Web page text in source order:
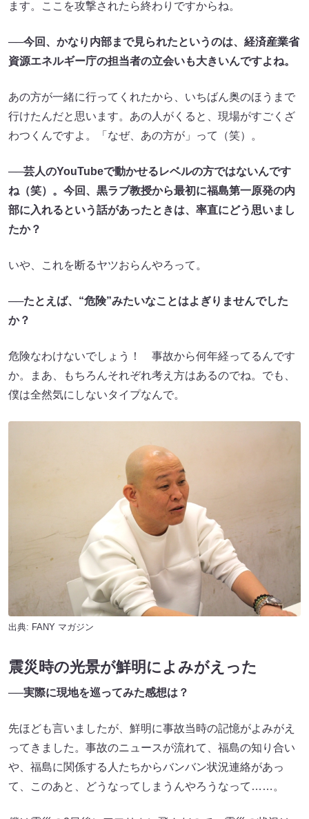
ます。ここを攻撃されたら終わりですからね。
──今回、かなり内部まで見られたというのは、経済産業省
資源エネルギー庁の担当者の立会いも大きいんですよね。
あの方が一緒に行ってくれたから、いちばん奥のほうまで
行けたんだと思います。あの人がくると、現場がすごくざ
わつくんですよ。「なぜ、あの方が」って（笑）。
──芸人のYouTubeで動かせるレベルの方ではないんです
ね（笑）。今回、黒ラブ教授から最初に福島第一原発の内
部に入れるという話があったときは、率直にどう思いまし
たか？
いや、これを断るヤツおらんやろって。
──たとえば、“危険”みたいなことはよぎりませんでした
か？
危険なわけないでしょう！ 事故から何年経ってるんです
か。まあ、もちろんそれぞれ考え方はあるのでね。でも、
僕は全然気にしないタイプなんで。
出典: FANY マガジン
震災時の光景が鮮明によみがえった
──実際に現地を巡ってみた感想は？
先ほども言いましたが、鮮明に事故当時の記憶がよみがえ
ってきました。事故のニュースが流れて、福島の知り合い
や、福島に関係する人たちからバンバン状況連絡があっ
て、このあと、どうなってしまうんやろうなって……。